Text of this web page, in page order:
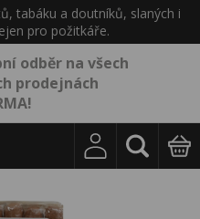
tabáku a doutníků, slaných i
pro požitkáře.
odběr na všech
prodejnách